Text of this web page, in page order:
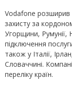
Vodafone розширив
захисту за
Угорщини, Румунії,
підключення
також у Італії,
Словаччині.
переліку країн.